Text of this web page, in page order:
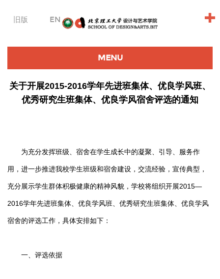
旧版 EN +
MENU
关于开展2015-2016学年先进班集体、优良学风班、
优秀研究生班集体、优良学风宿舍评选的通知
为充分发挥班级、宿舍在学生成长中的凝聚、引导、服务作
用，进一步推进我校学生班级和宿舍建设，交流经验，宣传典型，
充分展示学生群体积极健康的精神风貌，学校将组织开展2015—
2016学年先进班集体、优良学风班、优秀研究生班集体、优良学风
宿舍的评选工作，具体安排如下：
一、评选依据